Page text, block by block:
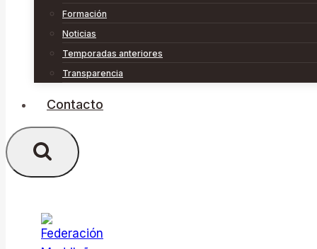
Formación
Noticias
Temporadas anteriores
Transparencia
Contacto